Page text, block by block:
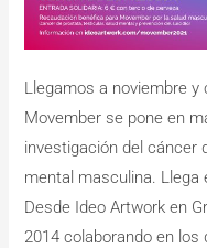
Llegamos a noviembre y
Movember se pone en
investigación del cáncer
mental masculina. Llega
Desde Ideo Artwork en
2014 colaborando en